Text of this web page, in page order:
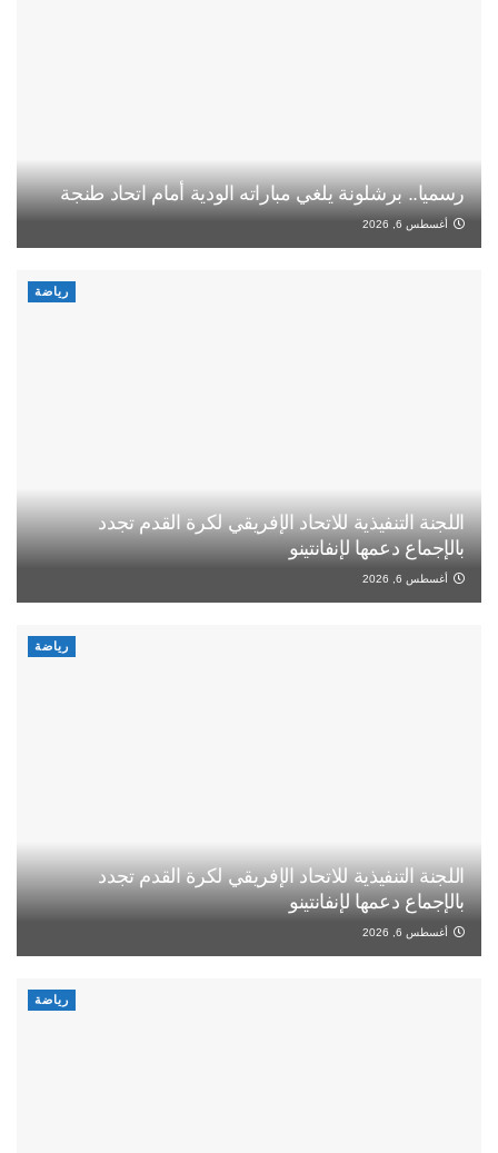
رسميا.. برشلونة يلغي مباراته الودية أمام اتحاد طنجة
أغسطس 6, 2026
رياضة
اللجنة التنفيذية للاتحاد الإفريقي لكرة القدم تجدد
بالإجماع دعمها لإنفانتينو
أغسطس 6, 2026
رياضة
اللجنة التنفيذية للاتحاد الإفريقي لكرة القدم تجدد
بالإجماع دعمها لإنفانتينو
أغسطس 6, 2026
رياضة